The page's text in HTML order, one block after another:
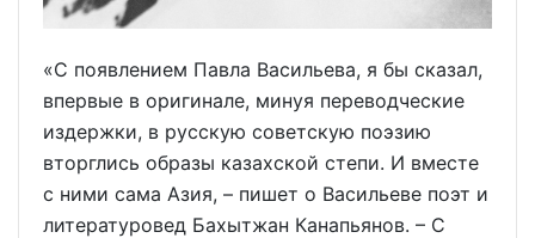
«С появлением Павла Васильева, я бы сказал,
впервые в оригинале, минуя переводческие
издержки, в русскую советскую поэзию
вторглись образы казахской степи. И вместе
с ними сама Азия, – пишет о Васильеве поэт и
литературовед Бахытжан Канапьянов. – С